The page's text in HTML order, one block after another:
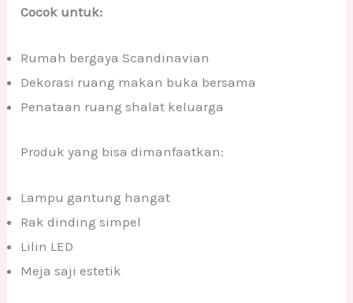
Cocok untuk:
Rumah bergaya Scandinavian
Dekorasi ruang makan buka bersama
Penataan ruang shalat keluarga
Produk yang bisa dimanfaatkan:
Lampu gantung hangat
Rak dinding simpel
Lilin LED
Meja saji estetik